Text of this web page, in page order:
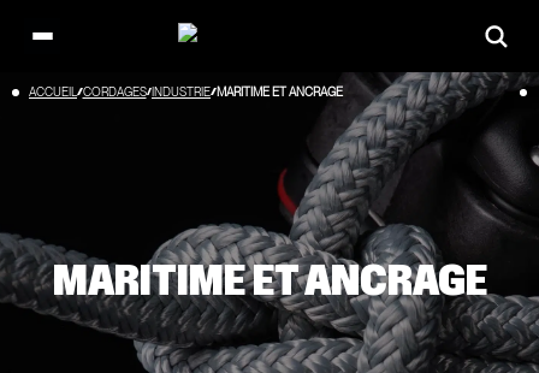
Aller
Open
menu
ACCUEIL CORDAGES INDUSTRIE MARITIME ET ANCRAGE
MARITIME ET ANCRAGE